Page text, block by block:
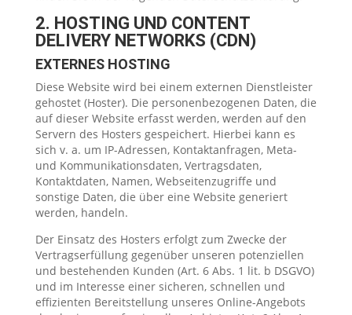
2. HOSTING UND CONTENT
DELIVERY NETWORKS (CDN)
EXTERNES HOSTING
Diese Website wird bei einem externen Dienstleister
gehostet (Hoster). Die personenbezogenen Daten, die
auf dieser Website erfasst werden, werden auf den
Servern des Hosters gespeichert. Hierbei kann es
sich v. a. um IP-Adressen, Kontaktanfragen, Meta-
und Kommunikationsdaten, Vertragsdaten,
Kontaktdaten, Namen, Webseitenzugriffe und
sonstige Daten, die über eine Website generiert
werden, handeln.
Der Einsatz des Hosters erfolgt zum Zwecke der
Vertragserfüllung gegenüber unseren potenziellen
und bestehenden Kunden (Art. 6 Abs. 1 lit. b DSGVO)
und im Interesse einer sicheren, schnellen und
effizienten Bereitstellung unseres Online-Angebots